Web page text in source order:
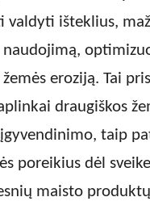
valdyti išteklius,
naudojimą,
eroziją. Tai
draugiškos
taip
poreikius dėl
maisto